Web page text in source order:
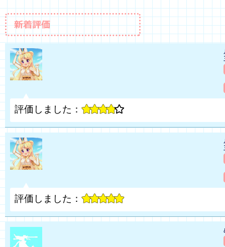
評価しました：
評価しました：